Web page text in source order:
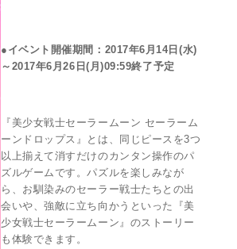
●イベント開催期間：2017年6月14日(水)
～2017年6月26日(月)09:59終了予定
『美少女戦士セーラームーン セーラーム
ーンドロップス』とは、同じピースを3つ
以上揃えて消すだけのカンタン操作のパ
ズルゲームです。パズルを楽しみなが
ら、お馴染みのセーラー戦士たちとの出
会いや、強敵に立ち向かうといった『美
少女戦士セーラームーン』のストーリー
も体験できます。